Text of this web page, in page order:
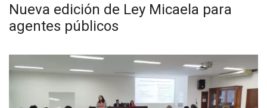
Nueva edición de Ley Micaela para
agentes públicos